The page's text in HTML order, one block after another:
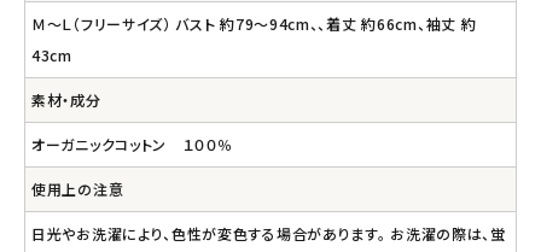
Ｍ～Ｌ（フリーサイズ） バスト 約79～94cm、、着丈 約66cm、袖丈 約
43cm
素材・成分
オーガニックコットン １００％
使用上の注意
日光やお洗濯により、色性が変色する場合があります。 お洗濯の際は、蛍